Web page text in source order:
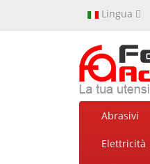
Lingua
Abrasivi
Elettricità